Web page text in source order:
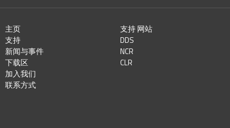
主页
支持
新闻与事件
下载区
加入我们
联系方式
支持 网站
DDS
NCR
CLR